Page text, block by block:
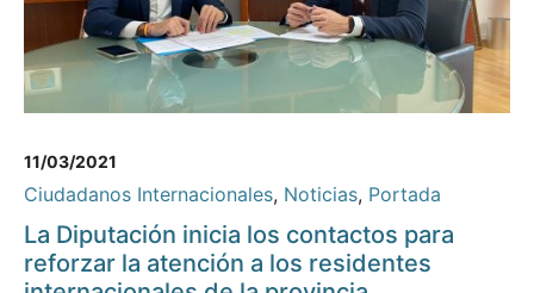
11/03/2021
Ciudadanos Internacionales, Noticias, Portada
La Diputación inicia los contactos para
reforzar la atención a los residentes